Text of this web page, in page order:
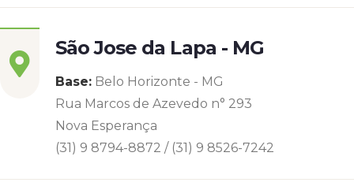
São Jose da Lapa - MG
Base: Belo Horizonte - MG
Rua Marcos de Azevedo n° 293
Nova Esperança
(31) 9 8794-8872 / (31) 9 8526-7242